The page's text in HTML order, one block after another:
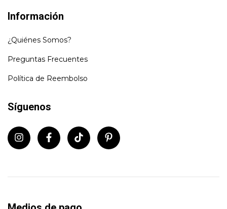
Información
¿Quiénes Somos?
Preguntas Frecuentes
Política de Reembolso
Síguenos